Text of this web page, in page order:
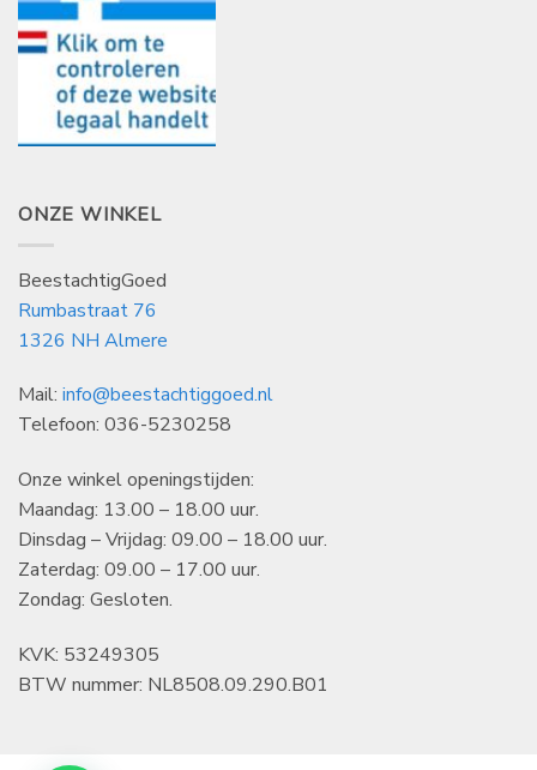
ONZE WINKEL
BeestachtigGoed
Rumbastraat 76
1326 NH Almere
Mail: info@beestachtiggoed.nl
Telefoon: 036-5230258
Onze winkel openingstijden:
Maandag: 13.00 – 18.00 uur.
Dinsdag – Vrijdag: 09.00 – 18.00 uur.
Zaterdag: 09.00 – 17.00 uur.
Zondag: Gesloten.
KVK: 53249305
BTW nummer: NL8508.09.290.B01